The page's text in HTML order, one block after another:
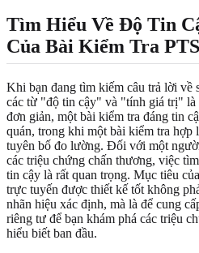
Tìm Hiểu Về Độ Tin
Của Bài Kiểm Tra
Khi bạn đang tìm kiếm câu trả lời về
các từ "độ tin cậy" và "tính giá trị" là
đơn giản, một bài kiểm tra đáng tin
quán, trong khi một bài kiểm tra hợp
tuyên bố đo lường. Đối với một
các triệu chứng chấn thương, việc
tin cậy là rất quan trọng. Mục tiêu
trực tuyến được thiết kế tốt không
nhãn hiệu xác định, mà là để cung
riêng tư để bạn khám phá các triệu
hiểu biết ban đầu.